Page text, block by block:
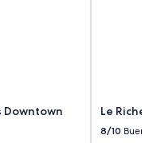
Downtown Le
8/10 Bueno